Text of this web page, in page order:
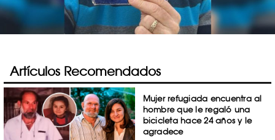
Artículos Recomendados
Mujer refugiada encuentra al
hombre que le regaló una
bicicleta hace 24 años y le
agradece